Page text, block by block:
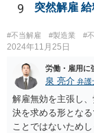
9 突然解雇
#不当解雇 #製造業 #
2024年11月25日
労働・雇用に
泉 亮介 弁護
解雇無効を主張し
決を求める形とな
ことではないため